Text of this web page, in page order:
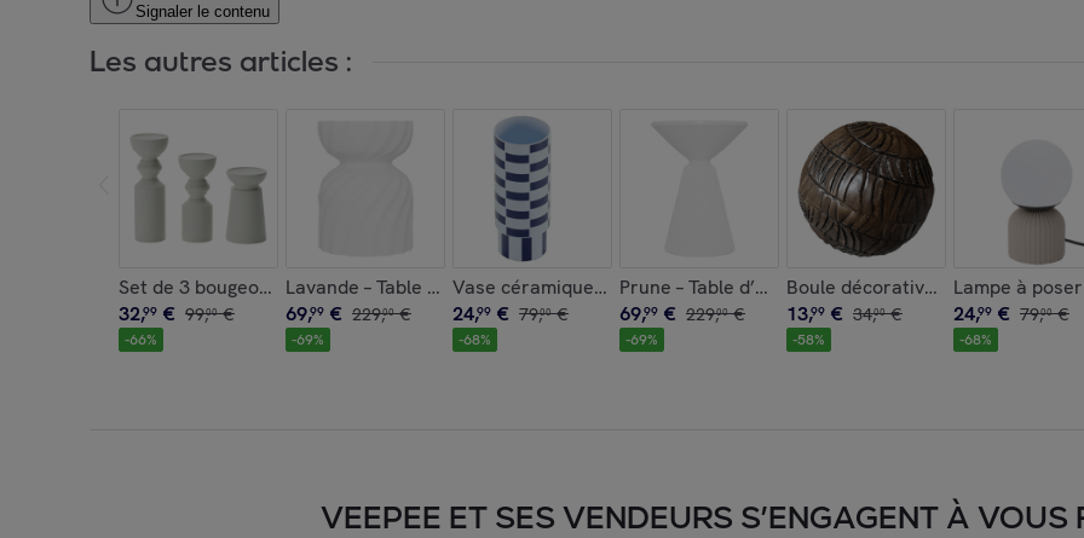
Signaler le contenu
Les autres articles :
Set de 3 bougeoirs céramique design
32,99 € 99,00 €
-66%
Lavande – Table d’appoint blanche élégante en magnésie
69,99 € 229,00 €
-69%
Vase céramique tube à damier
24,99 € 79,00 €
-68%
Prune – Table d’appoint design en magnésie blanc
69,99 € 229,00 €
-69%
Boule décorative en résine effet
13,99 € 34,00 €
-58%
Lampe à
24,99 € 79,00 €
-68%
VEEPEE ET SES VENDEURS S’ENGAGENT À VOUS